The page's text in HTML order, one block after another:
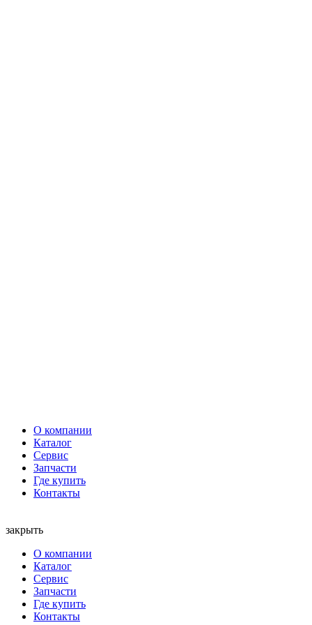
О компании
Каталог
Сервис
Запчасти
Где купить
Контакты
закрыть
О компании
Каталог
Сервис
Запчасти
Где купить
Контакты